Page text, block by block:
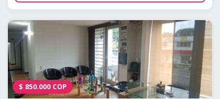
$ 850.000 COP